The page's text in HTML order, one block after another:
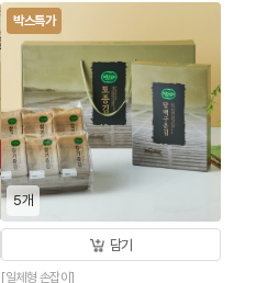
박스특가
5개
담기
[일체형 손잡이]